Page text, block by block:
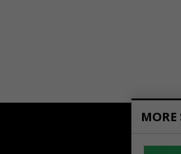
MORE
Εισηγητής:
Διάρκεια: 16